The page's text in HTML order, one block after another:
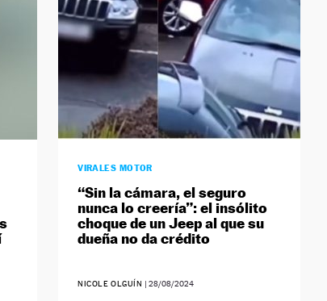
VIRALES MOTOR
“Sin la cámara, el seguro
nunca lo creería”: el insólito
choque de un Jeep al que su
dueña no da crédito
NICOLE OLGUÍN |28/08/2024